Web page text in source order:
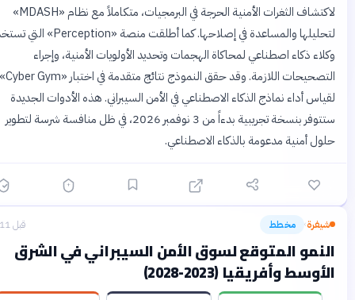
لاكتشاف الثغرات الأمنية الحرجة في البرمجيات، متكاملاً مع نظام «MDASH»
لتحليلها والمساعدة في إصلاحها. كما أطلقت منصة «Perception» التي تستخدم
ذكاء اصطناعي لمحاكاة الهجمات وتحديد الأولويات الأمنية، وإجراء
التصحيحات اللازمة. وقد حقق النموذج نتائج متقدمة في اختبار «Cyber Gym»
أداء نماذج الذكاء الاصطناعي في الأمن السيبراني. هذه الأدوات الجديدة
ستتوفر بنسخة تجريبية بدءاً من 3 نوفمبر 2026، في ظل منافسة شرسة لتطوير
أمنية مدعومة بالذكاء الاصطناعي.
› مخطط
المتوقع لسوق الأمن السيبراني في الشرق
وأفريقيا (2023-2028)